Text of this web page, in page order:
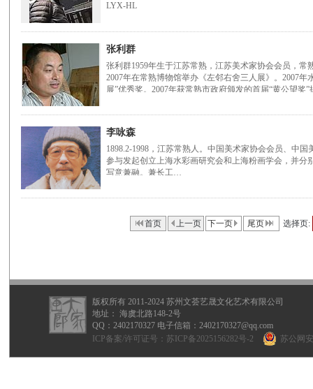
LYX-HL
张利群
张利群1959年生于江苏常熟，江苏美术家协会会员，
2007年在常熟博物馆举办《左邻右舍三人展》。2007
展”优秀奖。2007年获常熟市政府颁发的首届“黄公望奖
李咏森
1898.2-1998，江苏常熟人。中国美术家协会会员、中
参与发起创立上海水彩画研究会和上海粉画学会，并
写意兼融。兼长工…
首页 上一页 下一页 尾页 选择页:
版权所有 2011-2024 苏州文荟艺晟文化艺术有限公司
地址： 海虞北路148-2号
QQ： 2402170327 电子信箱：2402170327@qq.com
ICP备案/许可证号： 苏ICP备2025156282号-2 苏公网